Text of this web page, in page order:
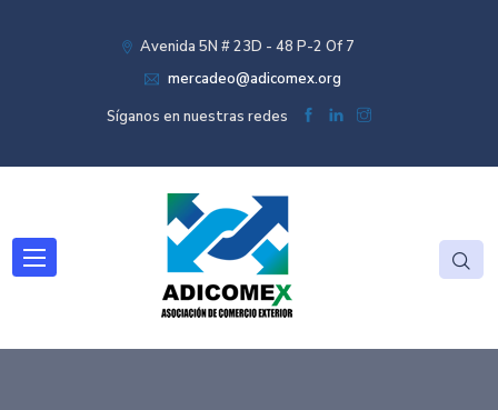
Avenida 5N # 23D - 48 P-2 Of 7
mercadeo@adicomex.org
Síganos en nuestras redes